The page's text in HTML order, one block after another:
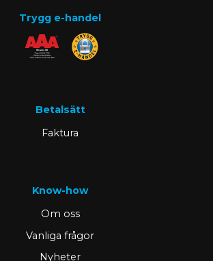
Trygg e-handel
Betalsätt
Faktura
Know-how
Om oss
Vanliga frågor
Nyheter